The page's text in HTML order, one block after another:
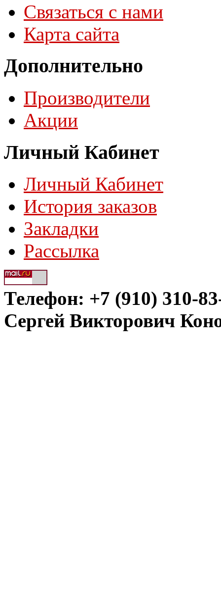
Связаться с нами
Карта сайта
Дополнительно
Производители
Акции
Личный Кабинет
Личный Кабинет
История заказов
Закладки
Рассылка
Телефон: +7 (910) 310-
Сергей Викторович